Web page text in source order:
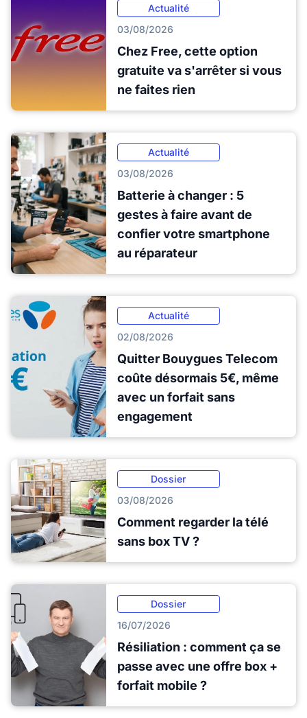
Actualité
03/08/2026
Chez Free, cette option
gratuite va s'arrêter si vous
ne faites rien
Actualité
03/08/2026
Batterie à changer : 5
gestes à faire avant de
confier votre smartphone
au réparateur
Actualité
02/08/2026
Quitter Bouygues Telecom
coûte désormais 5€, même
avec un forfait sans
engagement
Dossier
03/08/2026
Comment regarder la télé
sans box TV ?
Dossier
16/07/2026
Résiliation : comment ça se
passe avec une offre box +
forfait mobile ?